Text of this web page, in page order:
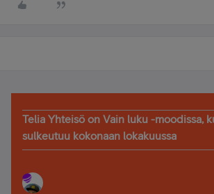
Telia Yhteisö on Vain luku -moodissa,
sulkeutuu kokonaan lokakuussa